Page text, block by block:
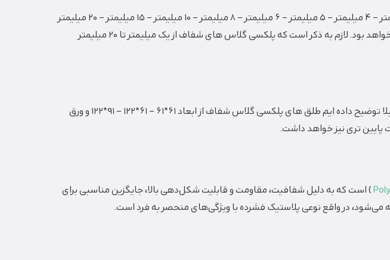
ضخامت ورق پلکسی گلاس شفاف که این ورق ها دارای ضخامت 1 میلیمتر – 2 میلیمتر – 8/2 میلیمتر – 4 میلیمتر – 5 میلیمتر – 6 میلیمتر – 8 میلیمتر – 10 میلیمتر – 15 میلیمتر – 20 میلیمتر
می باشند که هرچه ضخامت ورق شفاف پلکسی گلاس بیشتر باشد قیمت این محصول نیز بیشتر خواهد بود. لازم به ذکر است که پلکسی گلاس های شفاف از یک میلیمتر تا 20 میلیمتر
عامل دوم که در قیمت پلکسی گلاس شفاف تاثیر دارد ابعاد این ورق ها می باشد همان طور که قبلا توضیح داده ایم طلق های پلکسی گلاس شفاف از ابعاد 61*61 – 61*122 – 91*122 و ورق
: PMMA Methacrylate ) است که به دلیل شفافیت، مقاومت و قابلیت شکل‌دهی بالا، جایگزین مناسبی برای
می‌شود، در واقع نوعی پلاستیک فشرده با ویژگی‌های منحصر به فرد است.